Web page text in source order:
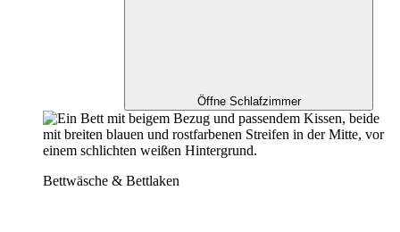
Öffne Schlafzimmer
Bettwäsche & Bettlaken